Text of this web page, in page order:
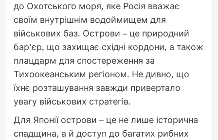
до Охотського моря, яке Росія вважає
своїм внутрішнім водоймищем для
військових баз. Острови – це природний
бар’єр, що захищає східні кордони, а також
плацдарм для спостереження за
Тихоокеанським регіоном. Не дивно, що
їхнє розташування завжди привертало
увагу військових стратегів.
Для Японії острови – це не лише історична
спадщина, а й доступ до багатих рибних